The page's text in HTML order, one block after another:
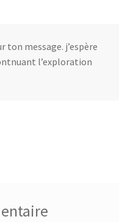
ton message. j’espère
l’exploration